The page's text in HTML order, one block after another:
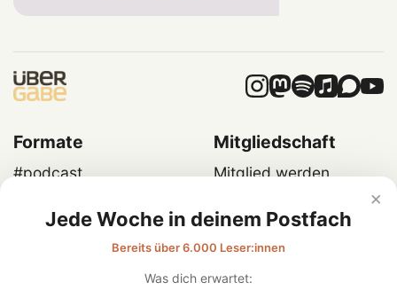
Formate
#podcast
#kurse
#one-minute-wonder
Mitgliedschaft
Mitglied werden
Newsletter
Login
×
Jede Woche in deinem Postfach
Bereits über 6.000 Leser:innen
Was dich erwartet: